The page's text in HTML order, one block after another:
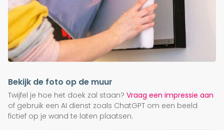
Bekijk de foto op de muur
Twijfel je hoe het doek zal staan? Vraag een impressie aan
of gebruik een AI dienst zoals ChatGPT om een beeld
fictief op je wand te laten plaatsen.